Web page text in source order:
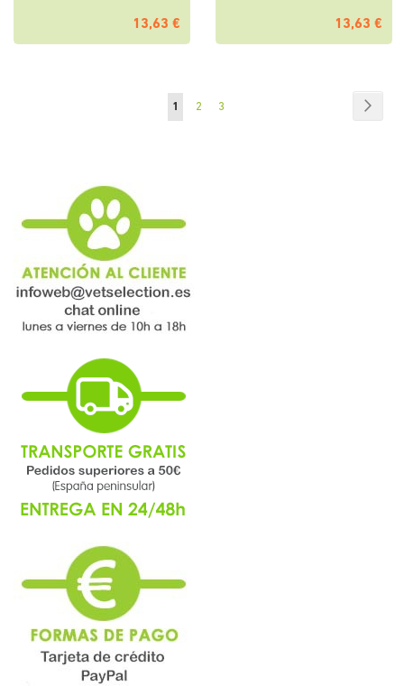
13,63 € 13,63 €
Página
Actualmente
1 Página
2 Página
3